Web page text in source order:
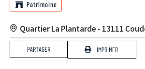
Patrimoine
Quartier La Plantarde - 13111
PARTAGER IMPRIMER